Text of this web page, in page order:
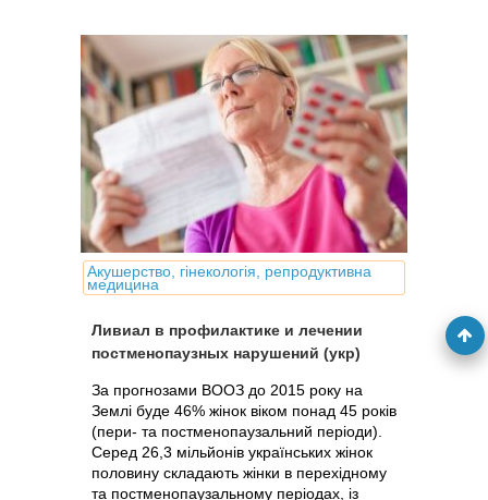
Акушерство, гінекологія, репродуктивна
медицина
Ливиал в профилактике и лечении
постменопаузных нарушений (укр)
За прогнозами ВООЗ до 2015 року на
Землі буде 46% жінок віком понад 45 років
(пери- та постменопаузальний періоди).
Серед 26,3 мільйонів українських жінок
половину складають жінки в перехідному
та постменопаузальному періодах, із